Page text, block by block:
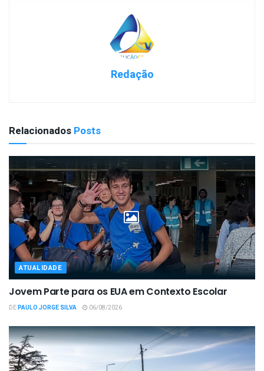
Redação
Relacionados Posts
ATUALIDADE
Jovem Parte para os EUA em Contexto Escolar
DEPAULO JORGE SILVA 06/08/2026